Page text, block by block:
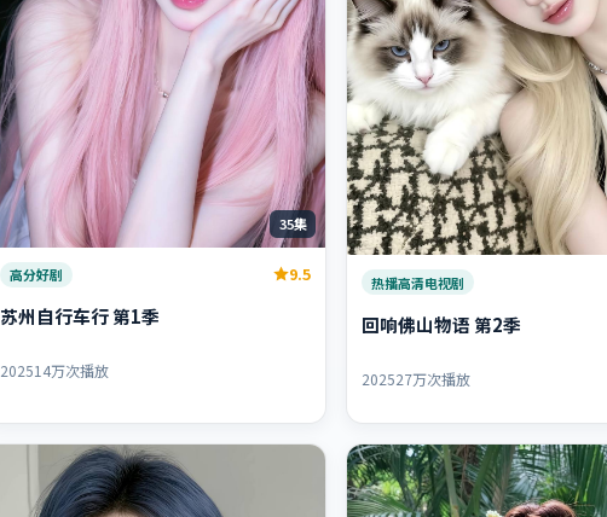
35集
高分好剧 9.5
苏州自行车行 第1季
202514万次播放
热播高清电视剧
回响佛山物语 第2季
202527万次播放